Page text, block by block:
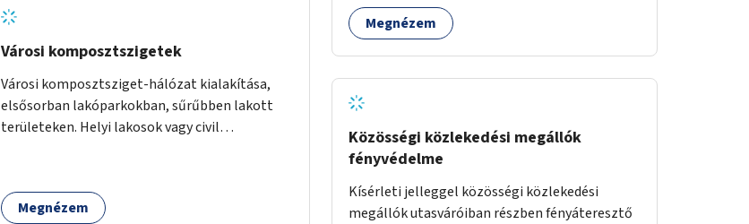
Városi komposztszigetek
Városi komposztsziget-hálózat kialakítása,
elsősorban lakóparkokban, sűrűbben lakott
területeken. Helyi lakosok vagy civil
komposztszigetek helyben történő hosszú
távú fenntartását.
Megnézem
Megnézem
Közösségi közlekedési megállók
fényvédelme
Kísérleti jelleggel közösségi közlekedési
megállók utasváróiban részben fényáteresztő